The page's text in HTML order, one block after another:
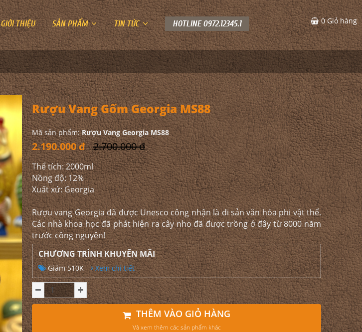
GIỚI THIỆU SẢN PHẨM TIN TỨC HOTLINE 0972.12345.1 0 Giỏ hàng
Rượu Vang Gốm Georgia MS88
Mã sản phẩm:Rượu Vang Georgia MS88
2.190.000 đ 2.700.000 đ
Thể tích: 2000ml
Nồng độ: 12%
Xuất xứ: Georgia
Rượu vang Georgia đã được Unesco công nhận là di sản văn hóa phi vật thể.
Các nhà khoa học đã phát hiện ra cây nho đã được trồng ở đây từ 8000 năm
trước công nguyên!
CHƯƠNG TRÌNH KHUYẾN MÃI
Giảm 510K Xem chi tiết
THÊM VÀO GIỎ HÀNG
Và xem thêm các sản phẩm khác